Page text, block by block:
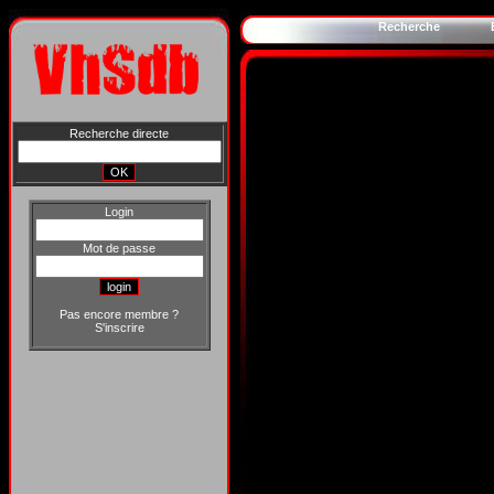
Recherche directe
Login
Mot de passe
Pas encore membre ?
S'inscrire
Recherche